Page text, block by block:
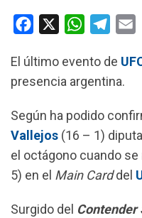
c
e
o
o
k
W
a
t
A
p
l
e
r
a
m
a
El último evento de
presencia argentina.
Según ha podido
Vallejos (16 – 1)
el octágono cuando se
5) en el Main Carddel
Surgido del Contender